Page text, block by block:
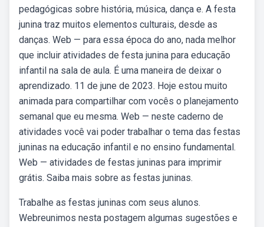
pedagógicas sobre história, música, dança e. A festa
junina traz muitos elementos culturais, desde as
danças. Web — para essa época do ano, nada melhor
que incluir atividades de festa junina para educação
infantil na sala de aula. É uma maneira de deixar o
aprendizado. 11 de june de 2023. Hoje estou muito
animada para compartilhar com vocês o planejamento
semanal que eu mesma. Web — neste caderno de
atividades você vai poder trabalhar o tema das festas
juninas na educação infantil e no ensino fundamental.
Web — atividades de festas juninas para imprimir
grátis. Saiba mais sobre as festas juninas.
Trabalhe as festas juninas com seus alunos.
Webreunimos nesta postagem algumas sugestões e